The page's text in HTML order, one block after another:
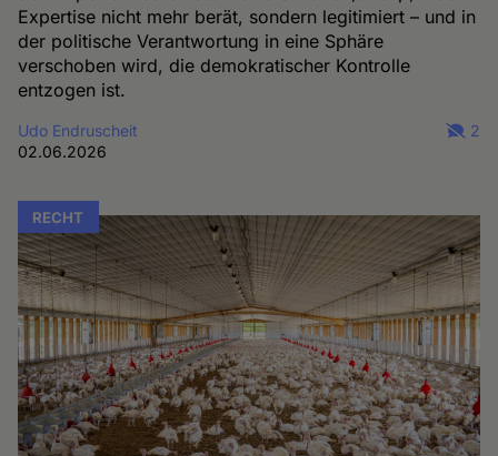
Expertise nicht mehr berät, sondern legitimiert – und in
der politische Verantwortung in eine Sphäre
verschoben wird, die demokratischer Kontrolle
entzogen ist.
Udo Endruscheit
02.06.2026
2
RECHT